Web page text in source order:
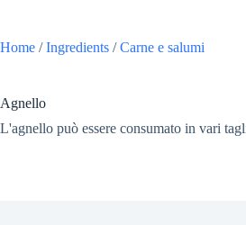
u
t
Home /Ingredients /Carne e salumi
Agnello
L'agnello può essere consumato in vari